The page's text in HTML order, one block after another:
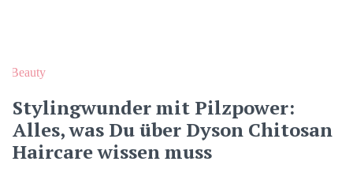
Beauty
Stylingwunder mit Pilzpower:
Alles, was Du über Dyson Chitosan
Haircare wissen muss